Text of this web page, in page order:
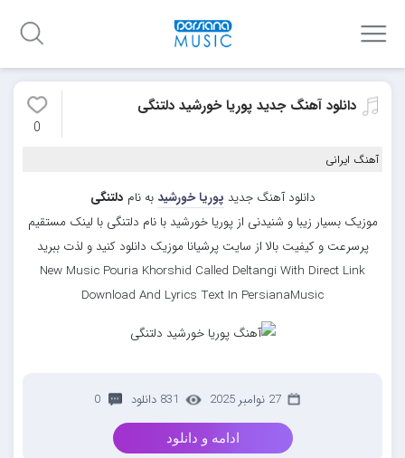
دانلود آهنگ جدید پوریا خورشید دلتنگی
0
آهنگ ایرانی
دانلود آهنگ جدید پوریا خورشید به نام دلتنگی
موزیک بسیار زیبا و شنیدنی از پوریا خورشید با نام دلتنگی با لینک مستقیم
پرسرعت و کیفیت بالا از سایت پرشیانا موزیک دانلود کنید و لذت ببرید
New Music Pouria Khorshid Called Deltangi With Direct Link
Download And Lyrics Text In PersianaMusic
27 نوامبر 2025 831 دانلود 0
ادامه و دانلود